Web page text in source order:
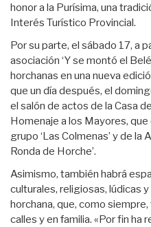
honor a la Purísima, una
Interés Turístico Provincial.
Por su parte, el sábado 17, a
asociación ‘Y se montó el
horchanas en una nueva
que un día después, el
el salón de actos de la Casa
Homenaje a los Mayores,
grupo ‘Las Colmenas’ y de la
Ronda de Horche’.
Asimismo, también habrá
culturales, religiosas, lúdicas
horchana, que, como
calles y en familia. «Por fin ha